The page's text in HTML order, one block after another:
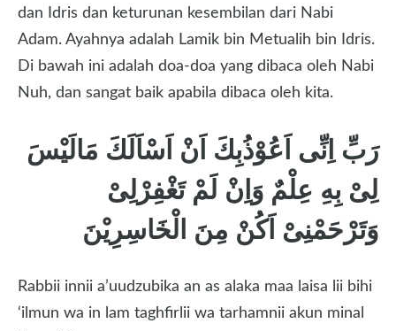
dan Idris dan keturunan kesembilan dari Nabi
Adam. Ayahnya adalah Lamik bin Metualih bin Idris.
Di bawah ini adalah doa-doa yang dibaca oleh Nabi
Nuh, dan sangat baik apabila dibaca oleh kita.
رَبِّ اِنِّى اَعُوْذُبِكَ اَنْ اَسْاَلَكَ مَالَيْسَ
لِىْ بِهِ عِلْمٌ وَاِنْ لَمْ تَغْفِرْلِىْ
وَتَرْحَمْنِىْ اَكُنْ مِنَ الْخَاسِرِيْنَ
Rabbii innii a’uudzubika an as alaka maa laisa lii bihi
‘ilmun wa in lam taghfirlii wa tarhamnii akun minal